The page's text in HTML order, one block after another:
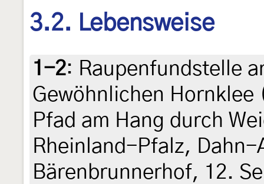
3.2. Lebensweise
1-2: Raupenfundstelle
Gewöhnlichen
Pfad am Hang durch
Rheinland-Pfalz, Dahn-
Bärenbrunnerhof, 12.